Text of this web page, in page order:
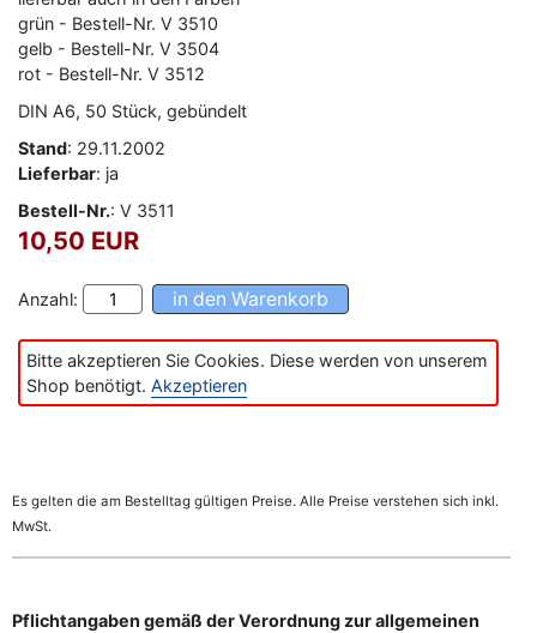
–Programm-Download
grün - Bestell-Nr. V 3510
gelb - Bestell-Nr. V 3504
rot - Bestell-Nr. V 3512
DIN A6, 50 Stück, gebündelt
Stand: 29.11.2002
Lieferbar: ja
Bestell-Nr.: V 3511
10,50 EUR
Anzahl:
Bitte akzeptieren Sie Cookies. Diese werden von unserem
Shop benötigt. Akzeptieren
Es gelten die am Bestelltag gültigen Preise. Alle Preise verstehen sich inkl.
MwSt.
Pflichtangaben gemäß der Verordnung zur allgemeinen